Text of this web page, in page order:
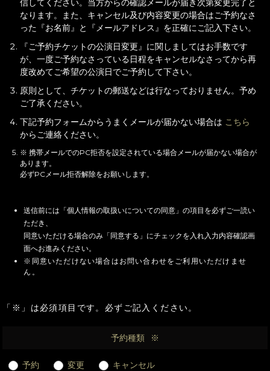
信してください。当方からの確認メールが届き次第変更完了と
なります。また、キャンセル及び内容変更の場合はご予約なさ
った『お名前』と『メールアドレス』を正確にご記入下さい。
『ご予約チケットの公演日変更』に関しましてはお手数です
が、一度ご予約なさっている日程をキャンセルなさってから再
度改めてご希望の公演日でご予約して下さい。
原則として、チケットの郵送などは行なっておりません。予め
ご了承ください。
下記予約フォームからうまくメールが届かない場合は こちら
からご連絡ください。
※ 携帯メールでのPC拒否を設定されている場合メールが届かない場合が
あります。
必ずPCメール拒否解除をお願いします。
送信前には「個人情報の取扱いについての同意」の項目を必ずご一読い
ただき、
同意いただける場合のみ「同意する」にチェックを入れ入力内容確認画
面へお進みください。
※同意いただけない場合はお問い合わせをご利用いただけませ
ん。
「※」は必須項目です。必ずご記入ください。
予約種類 ※
予約 変更 キャンセル